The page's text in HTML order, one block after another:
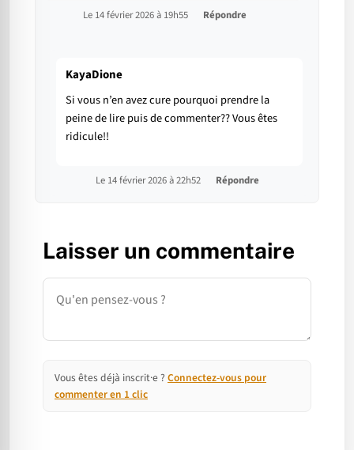
Le 14 février 2026 à 19h55 Répondre
KayaDione
Si vous n’en avez cure pourquoi prendre la
peine de lire puis de commenter?? Vous êtes
ridicule!!
Le 14 février 2026 à 22h52 Répondre
Laisser un commentaire
Commentaire
Vous êtes déjà inscrit·e ? Connectez-vous pour
commenter en 1 clic